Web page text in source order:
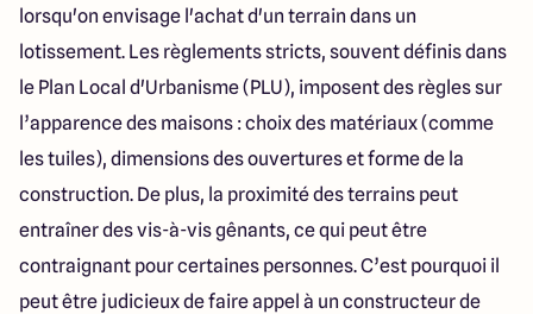
lorsqu'on envisage l'achat d'un terrain dans un
lotissement. Les règlements stricts, souvent définis dans
le Plan Local d'Urbanisme (PLU), imposent des règles sur
l’apparence des maisons : choix des matériaux (comme
les tuiles), dimensions des ouvertures et forme de la
construction. De plus, la proximité des terrains peut
entraîner des vis-à-vis gênants, ce qui peut être
contraignant pour certaines personnes. C’est pourquoi il
peut être judicieux de faire appel à un constructeur de